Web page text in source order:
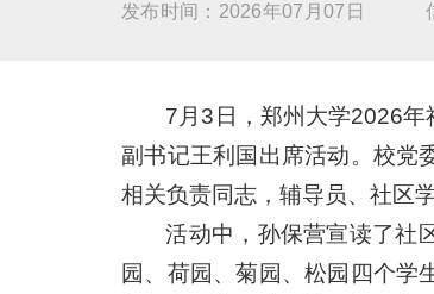
发布时间：2026年07月07日
7月3日，郑州大学2026
副书记王利国出席活动。校党
相关负责同志，辅导员、社区
活动中，孙保营宣读了社
园、荷园、菊园、松园四个学